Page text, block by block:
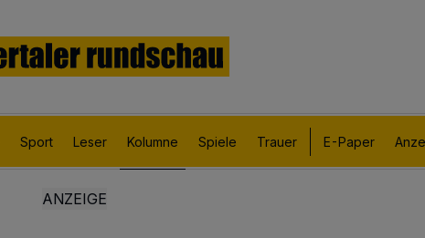
Sport Leser Kolumne Spiele Trauer E-Paper